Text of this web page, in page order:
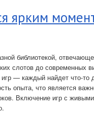
ярким
библиотекой,
слотов до современных
— каждый найдет что-то
опыта, что является
Включение игр с